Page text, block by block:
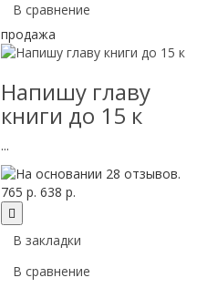
В сравнение
продажа
Напишу главу
книги до 15 к
...
765 р. 638 р.
В закладки
В сравнение